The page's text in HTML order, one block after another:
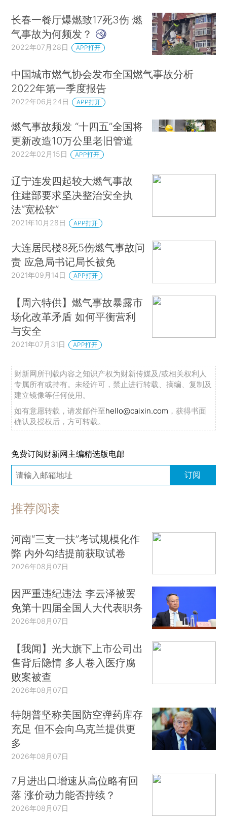
长春一餐厅爆燃致17死3伤 燃
气事故为何频发？
2022年07月28日 APP打开
中国城市燃气协会发布全国燃气事故分析
2022年第一季度报告
2022年06月24日 APP打开
燃气事故频发 “十四五”全国将
更新改造10万公里老旧管道
2022年02月15日 APP打开
辽宁连发四起较大燃气事故
住建部要求坚决整治安全执
法“宽松软”
2021年10月28日 APP打开
大连居民楼8死5伤燃气事故问
责 应急局书记局长被免
2021年09月14日 APP打开
【周六特供】燃气事故暴露市
场化改革矛盾 如何平衡营利
与安全
2021年07月31日 APP打开
财新网所刊载内容之知识产权为财新传媒及/或相关权利人
专属所有或持有。未经许可，禁止进行转载、摘编、复制及
建立镜像等任何使用。
如有意愿转载，请发邮件至hello@caixin.com ，获得书面
确认及授权后，方可转载。
免费订阅财新网主编精选版电邮
订阅
推荐阅读
河南“三支一扶”考试规模化作
弊 内外勾结提前获取试卷
2026年08月07日
因严重违纪违法 李云泽被罢
免第十四届全国人大代表职务
2026年08月07日
【我闻】光大旗下上市公司出
售背后隐情 多人卷入医疗腐
败案被查
2026年08月07日
特朗普坚称美国防空弹药库存
充足 但不会向乌克兰提供更
多
2026年08月07日
7月进出口增速从高位略有回
落 涨价动力能否持续？
2026年08月07日